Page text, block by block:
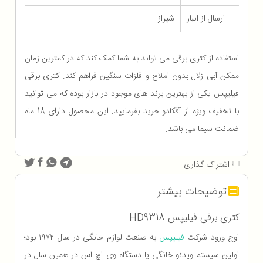
ارسال از انبار
شیراز
استفاده از کتری برقی می تواند به شما کمک کند که در کمترین زمان
ممکن آبی زلال بدون املاح و فلزات سنگین فراهم کند. کتری برقی
فیلیپس یکی از بهترین برند های موجود در بازار بوده که می توانید
با تخفیف ویژه از آفکادو خرید بفرمایید. این محصول دارای 18 ماه
ضمانت سیما می باشد.
اشتراک گذاری
توضیحات بیشتر
کتری برقی فیلیپس HD9318
اوج ورود شرکت فیلیپس
به صنعت لوازم خانگی در سال ۱۹۷۲ بود؛
اولین سیستم ویدئو خانگی یا دستگاه وی اچ اس در همین سال در